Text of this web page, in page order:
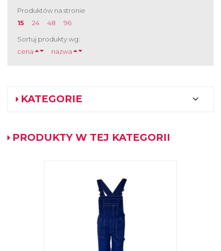
Produktów na stronie
15
24 48 96
Sortuj produkty wg:
cena
nazwa
KATEGORIE
PRODUKTY W TEJ KATEGORII